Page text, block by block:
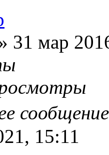
31 мар
15:11